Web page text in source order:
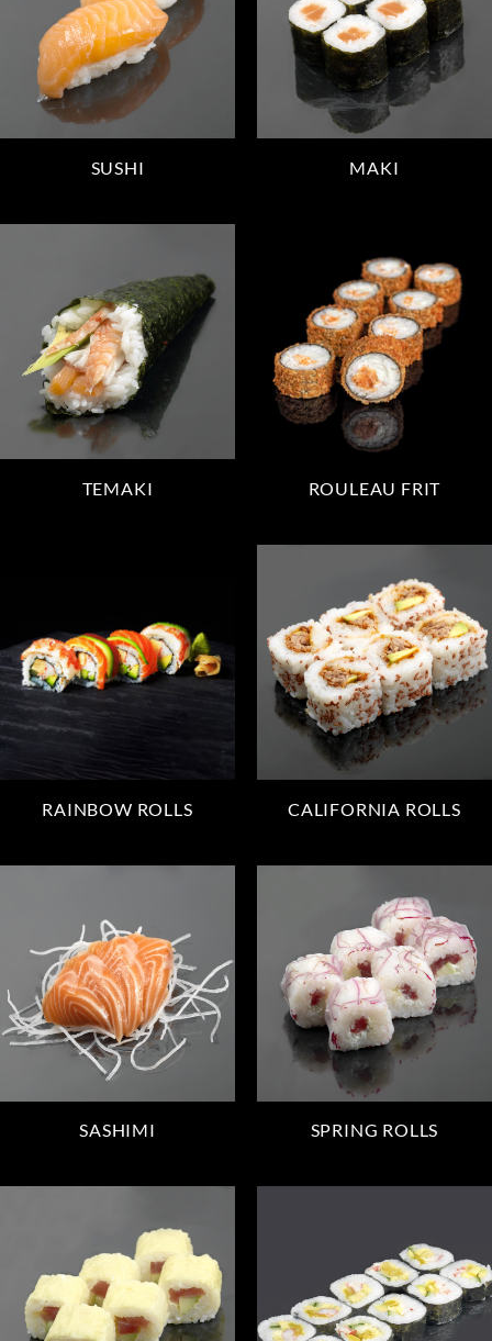
SUSHI MAKI
TEMAKI ROULEAU FRIT
RAINBOW ROLLS CALIFORNIA ROLLS
SASHIMI SPRING ROLLS